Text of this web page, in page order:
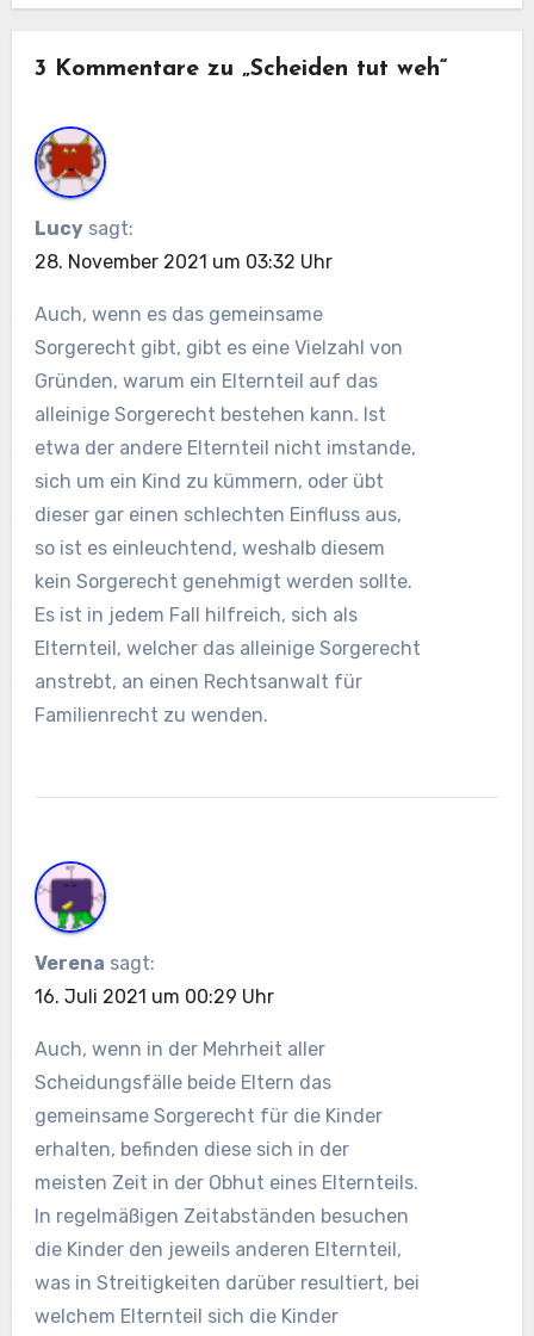
3 Kommentare zu „Scheiden tut weh“
Lucy sagt:
28. November 2021 um 03:32 Uhr
Auch, wenn es das gemeinsame
Sorgerecht gibt, gibt es eine Vielzahl von
Gründen, warum ein Elternteil auf das
alleinige Sorgerecht bestehen kann. Ist
etwa der andere Elternteil nicht imstande,
sich um ein Kind zu kümmern, oder übt
dieser gar einen schlechten Einfluss aus,
so ist es einleuchtend, weshalb diesem
kein Sorgerecht genehmigt werden sollte.
Es ist in jedem Fall hilfreich, sich als
Elternteil, welcher das alleinige Sorgerecht
anstrebt, an einen Rechtsanwalt für
Familienrecht zu wenden.
Verena sagt:
16. Juli 2021 um 00:29 Uhr
Auch, wenn in der Mehrheit aller
Scheidungsfälle beide Eltern das
gemeinsame Sorgerecht für die Kinder
erhalten, befinden diese sich in der
meisten Zeit in der Obhut eines Elternteils.
In regelmäßigen Zeitabständen besuchen
die Kinder den jeweils anderen Elternteil,
was in Streitigkeiten darüber resultiert, bei
welchem Elternteil sich die Kinder